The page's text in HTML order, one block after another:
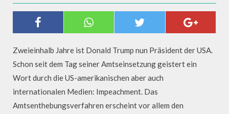
DIE DEMOKRATEN MACHEN
ERNST:
GEGEN TRUMP GESTARTET
Zweieinhalb Jahre ist Donald Trump nun Präsident der USA.
Schon seit dem Tag seiner Amtseinsetzung geistert ein
Wort durch die US-amerikanischen aber auch
internationalen Medien: Impeachment. Das
Amtsenthebungsverfahren erscheint vor allem den